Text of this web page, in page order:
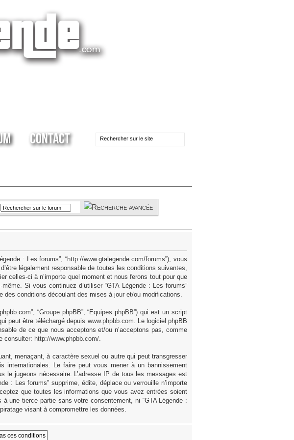
Contact
: Les forums”, “http://www.gtalegende.com/forums”), vous
légalement responsable de toutes les conditions suivantes,
celles-ci à n’importe quel moment et nous ferons tout pour que
Si vous continuez d’utiliser “GTA Légende : Les forums”
des conditions découlant des mises à jour et/ou modifications.
“Groupe phpBB”, “Equipes phpBB”) qui est un script
peut être téléchargé depuis www.phpbb.com. Le logiciel phpBB
de ce que nous acceptons et/ou n’acceptons pas, comme
consulter: http://www.phpbb.com/.
menaçant, à caractère sexuel ou autre qui peut transgresser
internationales. Le faire peut vous mener à un bannissement
le jugeons nécessaire. L’adresse IP de tous les messages est
: Les forums” supprime, édite, déplace ou verrouille n’importe
que toutes les informations que vous avez entrées soient
une tierce partie sans votre consentement, ni “GTA Légende :
visant à compromettre les données.